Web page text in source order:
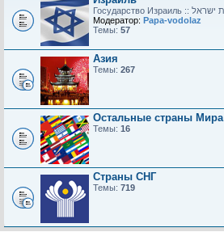
Модератор: Papa-vodolaz
Темы: 57
Азия
Темы: 267
Остальные страны Мира
Темы: 16
Страны СНГ
Темы: 719